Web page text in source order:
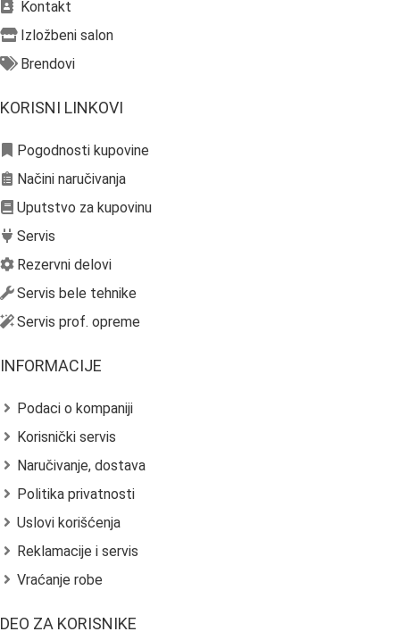
Kontakt
Izložbeni salon
Brendovi
KORISNI LINKOVI
Pogodnosti kupovine
Načini naručivanja
Uputstvo za kupovinu
Servis
Rezervni delovi
Servis bele tehnike
Servis prof. opreme
INFORMACIJE
Podaci o kompaniji
Korisnički servis
Naručivanje, dostava
Politika privatnosti
Uslovi korišćenja
Reklamacije i servis
Vraćanje robe
DEO ZA KORISNIKE